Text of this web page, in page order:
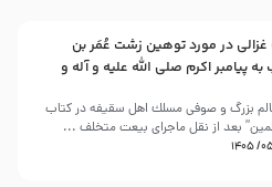
غزالی در مورد توهین زشت عُمَر بن
به پیامبر اکرم صلی الله علیه و آله و
بزرگ و صوفی مسلك اهل سقيفه در کتاب
بعد از نقل ماجرای بیعت متخلف ...